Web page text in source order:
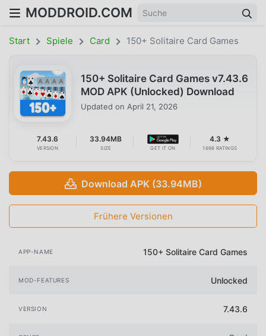
MODDROID.COM
Start Spiele Card 150+ Solitaire Card Games
150+ Solitaire Card Games v7.43.6
MOD APK (Unlocked) Download
Updated on April 21, 2026
7.43.6
VERSION
33.94MB
SIZE GET IT ON
4.3 ★
1698 RATINGS
Download APK (33.94MB)
Frühere Versionen
APP-NAME 150+ Solitaire Card Games
MOD-FEATURES Unlocked
VERSION 7.43.6